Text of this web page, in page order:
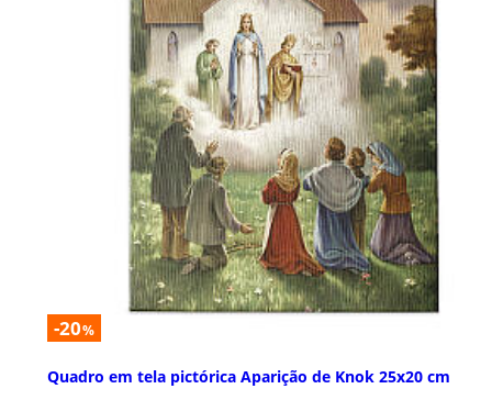
-20%
Quadro em tela pictórica Aparição de Knok 25x20 cm